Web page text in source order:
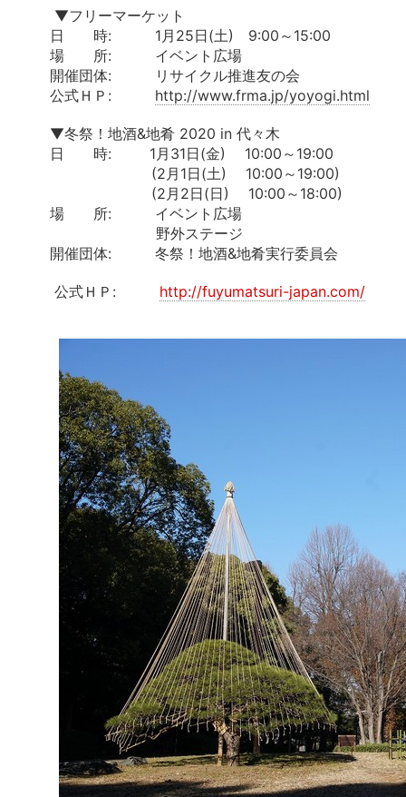
▼フリーマーケット
日 時: 1月25日(土) 9:00～15:00
場 所: イベント広場
開催団体: リサイクル推進友の会
公式ＨＰ: http://www.frma.jp/yoyogi.html
▼冬祭！地酒&地肴 2020 in 代々木
日 時: 1月31日(金) 10:00～19:00
(2月1日(土) 10:00～19:00)
(2月2日(日) 10:00～18:00)
場 所: イベント広場
野外ステージ
開催団体: 冬祭！地酒&地肴実行委員会
公式ＨＰ: http://fuyumatsuri-japan.com/